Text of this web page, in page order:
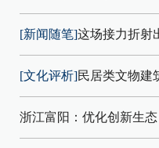
[新闻随笔]这场接力折射
[文化评析]民居类文物建
浙江富阳：优化创新生